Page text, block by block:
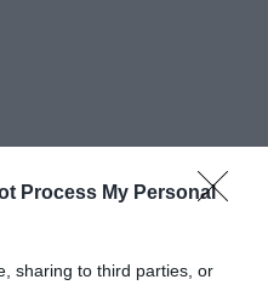
Process My Personal
sharing to third parties, or